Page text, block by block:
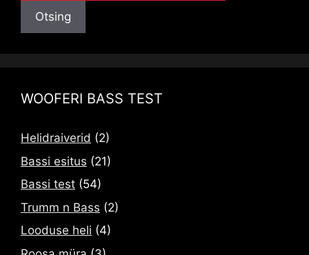
Otsing
WOOFERI BASS TEST
Helidraiverid (2)
Bassi esitus (21)
Bassi test (54)
Trumm n Bass (2)
Looduse heli (4)